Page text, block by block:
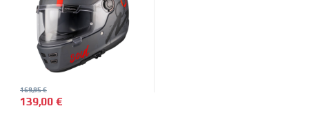
139,00€
169,95€
Este producto tiene múltiples variantes. Las opciones se